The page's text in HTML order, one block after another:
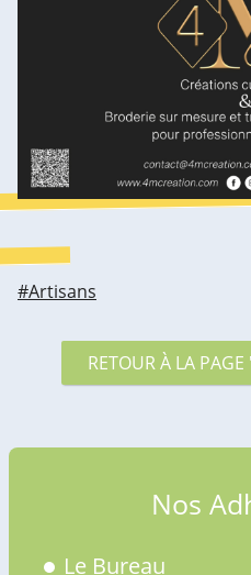
Nos
Le Bureau
#Artisans
RETOUR À LA